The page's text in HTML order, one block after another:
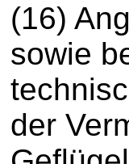
(16)
sowie
der